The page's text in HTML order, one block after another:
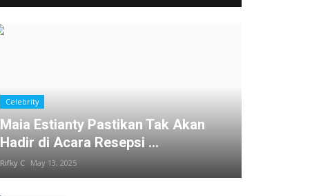
Celebrity
Maia Estianty Pastikan Tak Akan
Hadir di Acara Resepsi ...
Rifky C May 13, 2025